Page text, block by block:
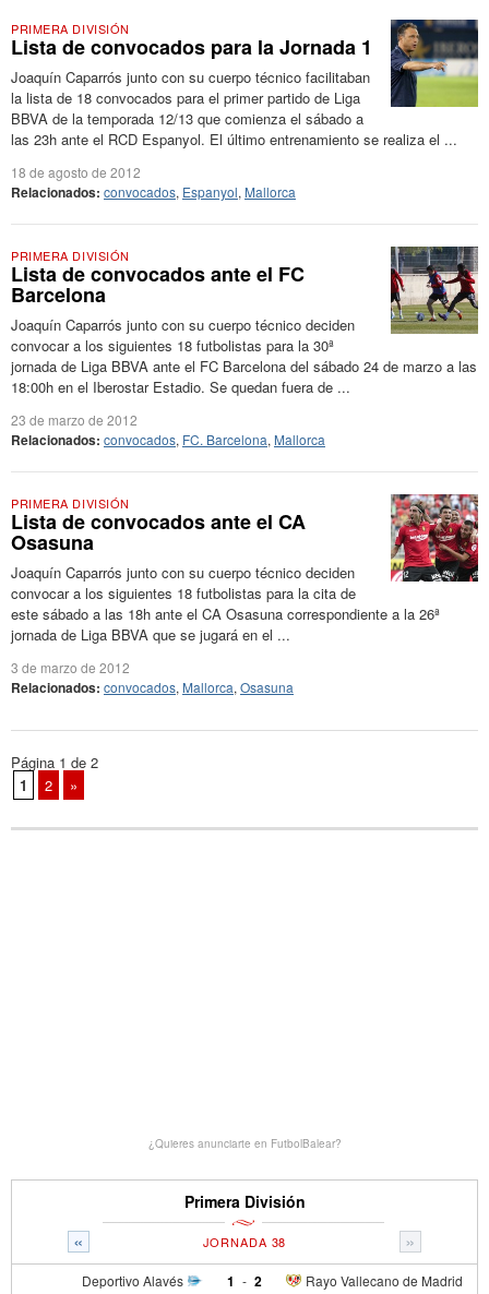
PRIMERA DIVISIÓN
Lista de convocados para la Jornada 1
Joaquín Caparrós junto con su cuerpo técnico facilitaban
la lista de 18 convocados para el primer partido de Liga
BBVA de la temporada 12/13 que comienza el sábado a
las 23h ante el RCD Espanyol. El último entrenamiento se realiza el ...
18 de agosto de 2012
Relacionados: convocados, Espanyol, Mallorca
PRIMERA DIVISIÓN
Lista de convocados ante el FC
Barcelona
Joaquín Caparrós junto con su cuerpo técnico deciden
convocar a los siguientes 18 futbolistas para la 30ª
jornada de Liga BBVA ante el FC Barcelona del sábado 24 de marzo a las
18:00h en el Iberostar Estadio. Se quedan fuera de ...
23 de marzo de 2012
Relacionados: convocados, FC. Barcelona, Mallorca
PRIMERA DIVISIÓN
Lista de convocados ante el CA
Osasuna
Joaquín Caparrós junto con su cuerpo técnico deciden
convocar a los siguientes 18 futbolistas para la cita de
este sábado a las 18h ante el CA Osasuna correspondiente a la 26ª
jornada de Liga BBVA que se jugará en el ...
3 de marzo de 2012
Relacionados: convocados, Mallorca, Osasuna
Página 1 de 2
1
2 »
¿Quieres anunciarte en FutbolBalear?
Primera División
« »
JORNADA 38
Deportivo Alavés 1 - Rayo Vallecano de Madrid
2